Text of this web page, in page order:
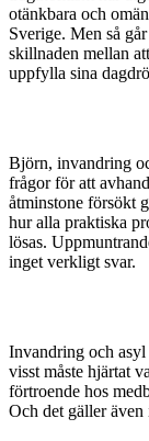
otänkbara och
Sverige. Men så
skillnaden mellan
uppfylla sina
Björn, invandring
frågor för att
åtminstone försökt
hur alla praktiska
lösas.
inget verkligt svar.
Invandring och
visst måste hjärtat
förtroende hos
Och det gäller